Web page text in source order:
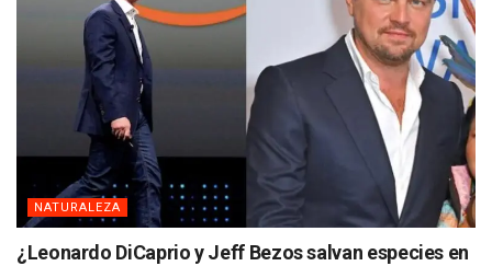
NATURALEZA
¿Leonardo DiCaprio y Jeff Bezos salvan especies en